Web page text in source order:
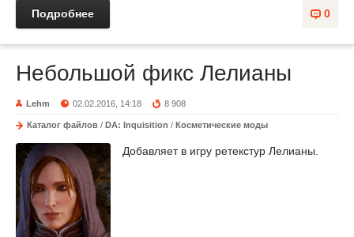
0
Подробнее
Небольшой фикс Лелианы
Lehm 02.02.2016, 14:18 8 908
Каталог файлов / DA: Inquisition / Косметические моды
Добавляет в игру ретекстур Лелианы.